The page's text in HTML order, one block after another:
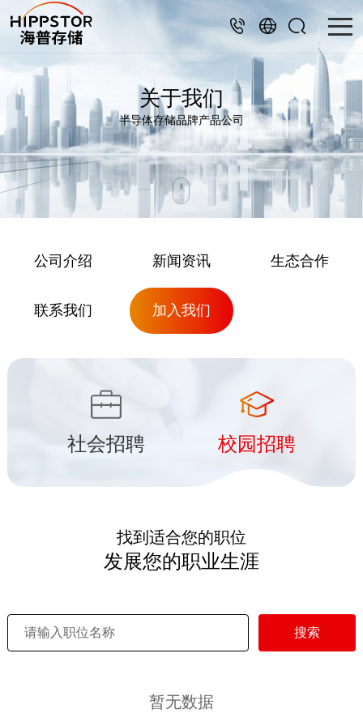
关于我们
半导体存储品牌产品公司
公司介绍 新闻资讯 生态合作
联系我们 加入我们
社会招聘 校园招聘
找到适合您的职位
发展您的职业生涯
搜索
暂无数据